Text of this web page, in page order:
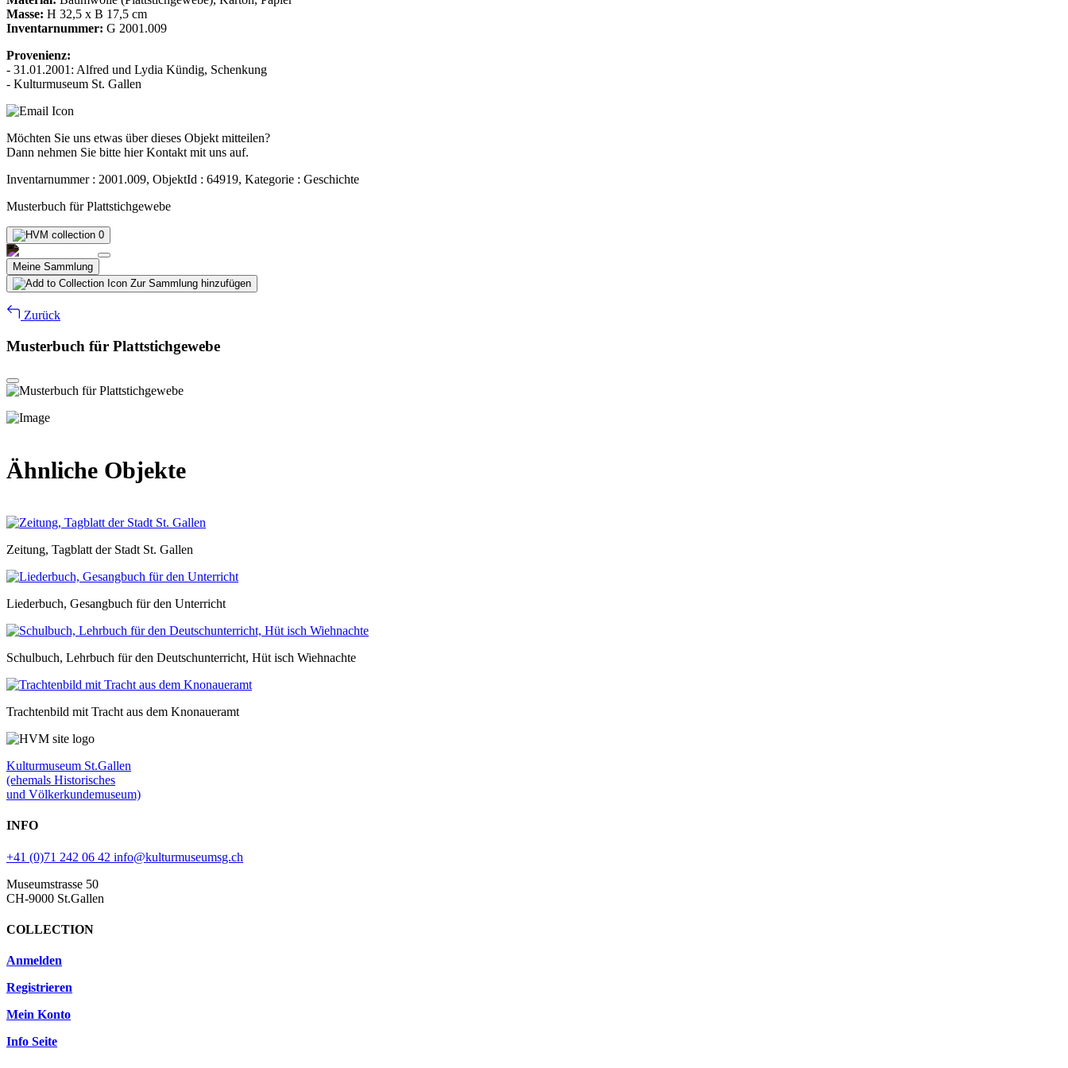
Masse: H 32,5 x B 17,5 cm
Inventarnummer: G 2001.009
Provenienz:
- 31.01.2001: Alfred und Lydia Kündig, Schenkung
- Kulturmuseum St. Gallen
Möchten Sie uns etwas über dieses Objekt mitteilen?
Dann nehmen Sie bitte hier Kontakt mit uns auf.
Inventarnummer : 2001.009, ObjektId : 64919, Kategorie : Geschichte
Musterbuch für Plattstichgewebe
0
Meine Sammlung
Zur Sammlung hinzufügen
Zurück
Musterbuch für Plattstichgewebe
Ähnliche Objekte
Zeitung, Tagblatt der Stadt St. Gallen
Liederbuch, Gesangbuch für den Unterricht
Schulbuch, Lehrbuch für den Deutschunterricht, Hüt isch Wiehnachte
Trachtenbild mit Tracht aus dem Knonaueramt
Kulturmuseum St.Gallen
(ehemals Historisches
und Völkerkundemuseum)
INFO
+41 (0)71 242 06 42 info@kulturmuseumsg.ch
Museumstrasse 50
CH-9000 St.Gallen
COLLECTION
Anmelden
Registrieren
Mein Konto
Info Seite